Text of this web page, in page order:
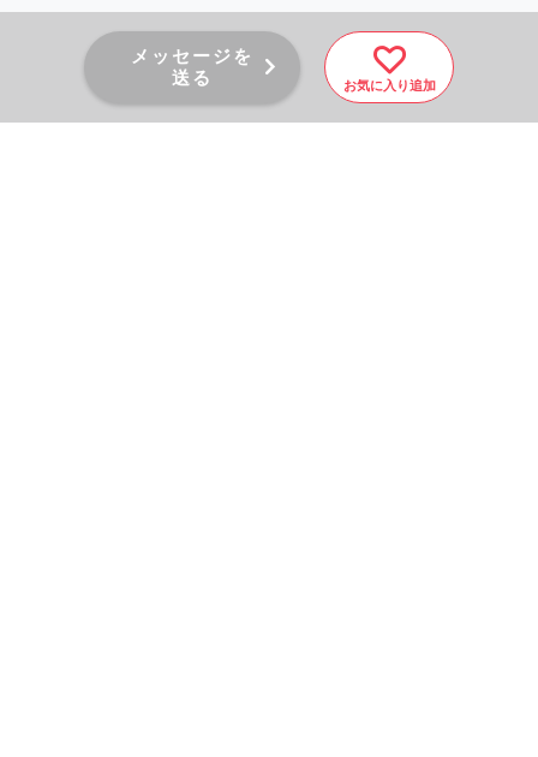
メッセージを
送る
お気に入り追加